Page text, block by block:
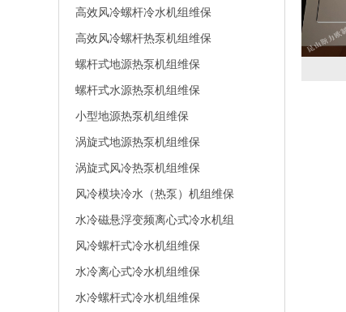
高效风冷螺杆冷水机组维保
高效风冷螺杆热泵机组维保
螺杆式地源热泵机组维保
螺杆式水源热泵机组维保
小型地源热泵机组维保
涡旋式地源热泵机组维保
涡旋式风冷热泵机组维保
风冷模块冷水（热泵）机组维保
水冷磁悬浮变频离心式冷水机组
风冷螺杆式冷水机组维保
水冷离心式冷水机组维保
水冷螺杆式冷水机组维保